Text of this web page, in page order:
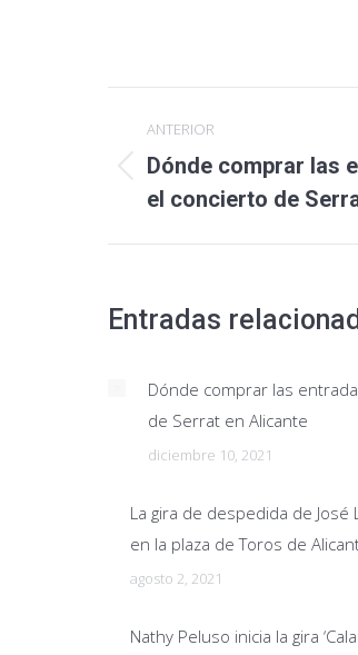
entre
publicaciones
ANTERIOR
Publicación
anterior:
Dónde comprar las
el concierto de
Entradas
Dónde comprar las
de Serrat en Alicante
diciembre 10, 2021
La gira de despedida de José
en la plaza de Toros de
agosto 2, 2021
Nathy Peluso inicia la gira